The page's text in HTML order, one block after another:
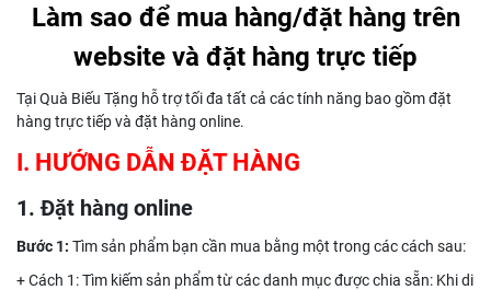
Làm sao để mua hàng/đặt hàng trên
website và đặt hàng trực tiếp
Tại Quà Biếu Tặng hỗ trợ tối đa tất cả các tính năng bao gồm đặt
hàng trực tiếp và đặt hàng online.
I. HƯỚNG DẪN ĐẶT HÀNG
1. Đặt hàng online
Bước 1: Tìm sản phẩm bạn cần mua bằng một trong các cách sau:
+ Cách 1: Tìm kiếm sản phẩm từ các danh mục được chia sẵn: Khi di